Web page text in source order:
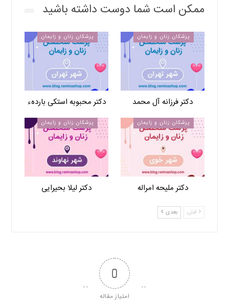
ممکن است شما دوست داشته باشید
پزشکان زنان و زایمان
دکتر فرزانه آل محمد
پزشکان زنان و زایمان
دکتر محبوبه استکی باردهء
پزشکان زنان و زایمان
دکتر ملیحه امراله
پزشکان زنان و زایمان
دکتر لیلا بحیرایی
قبلی بعدی
0
امتیاز مقاله